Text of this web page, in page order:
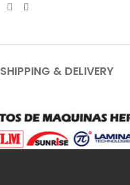
SHIPPING & DELIVERY